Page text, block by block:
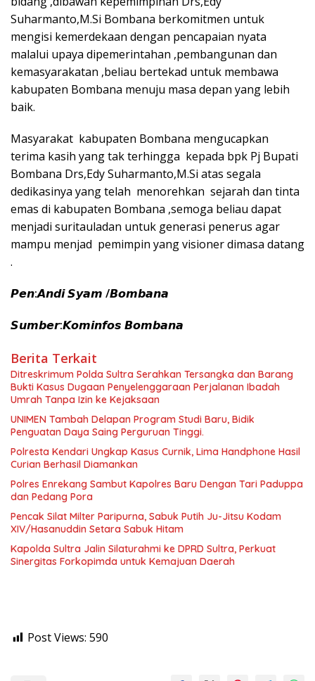
Suharmanto,M.Si Bombana berkomitmen untuk
mengisi kemerdekaan dengan pencapaian nyata
malalui upaya dipemerintahan ,pembangunan dan
kemasyarakatan ,beliau bertekad untuk membawa
kabupaten Bombana menuju masa depan yang lebih
baik.
Masyarakat kabupaten Bombana mengucapkan
terima kasih yang tak terhingga kepada bpk Pj Bupati
Bombana Drs,Edy Suharmanto,M.Si atas segala
dedikasinya yang telah menorehkan sejarah dan tinta
emas di kabupaten Bombana ,semoga beliau dapat
menjadi suritauladan untuk generasi penerus agar
mampu menjad pemimpin yang visioner dimasa datang
.
𝙋𝙚𝙣:𝘼𝙣𝙙𝙞 𝙎𝙮𝙖𝙢 /𝘽𝙤𝙢𝙗𝙖𝙣𝙖
𝙎𝙪𝙢𝙗𝙚𝙧:𝙆𝙤𝙢𝙞𝙣𝙛𝙤𝙨 𝘽𝙤𝙢𝙗𝙖𝙣𝙖
Berita Terkait
Ditreskrimum Polda Sultra Serahkan Tersangka dan Barang
Bukti Kasus Dugaan Penyelenggaraan Perjalanan Ibadah
Umrah Tanpa Izin ke Kejaksaan
UNIMEN Tambah Delapan Program Studi Baru, Bidik
Penguatan Daya Saing Perguruan Tinggi.
Polresta Kendari Ungkap Kasus Curnik, Lima Handphone Hasil
Curian Berhasil Diamankan
Polres Enrekang Sambut Kapolres Baru Dengan Tari Paduppa
dan Pedang Pora
Pencak Silat Milter Paripurna, Sabuk Putih Ju-Jitsu Kodam
XIV/Hasanuddin Setara Sabuk Hitam
Kapolda Sultra Jalin Silaturahmi ke DPRD Sultra, Perkuat
Sinergitas Forkopimda untuk Kemajuan Daerah
Post Views: 590